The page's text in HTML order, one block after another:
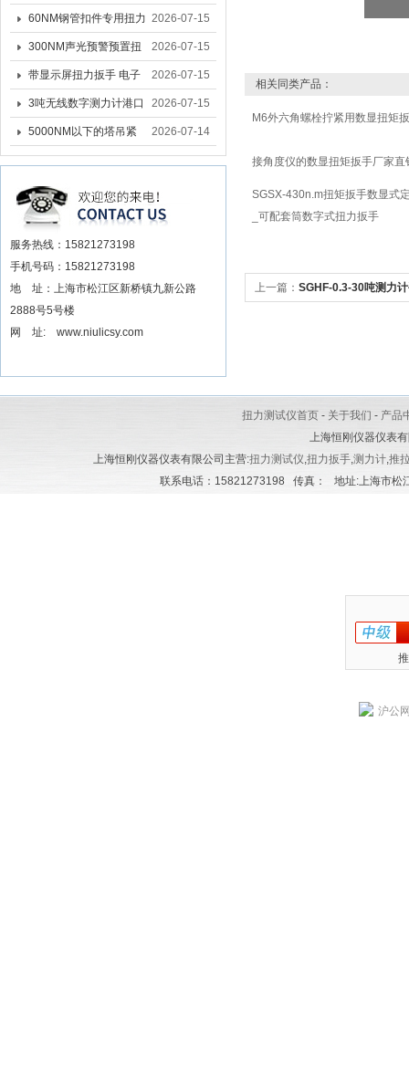
工行业用遥控式推拉力
计
专用扭矩扳手,产线质检
螺丝扭力专用扳手厂家
60NM钢管扣件专用扭力
扳手 脚手架扭力检测扳
手 工地扣件扭矩扳手品
牌
2026-07-15
300NM声光预警预置扭
力扳手 工业紧固专用数
显扭力工具厂家
2026-07-15
带显示屏扭力扳手 电子
数显扭力扳手 20NM精
准可调力矩扳手品牌
2026-07-15
3吨无线数字测力计港口
吊装专用
2026-07-15
5000NM以下的塔吊紧
固大扭力电动扳手 塔机
安装电动扳手厂家
2026-07-14
服务热线：15821273198
手机号码：15821273198
地 址：上海市松江区新桥镇九新公路
2888号5号楼
网 址: www.niulicsy.com
相关同类产品：
M6外六角螺栓拧紧用数显扭矩
接角度仪的数显扭矩扳手厂家直
SGSX-430n.m扭矩扳手数显式
_可配套筒数字式扭力扳手
上一篇： SGHF-0.3-30吨测力
扭力测试仪首页 - 关于我们 - 产品
上海恒刚仪器仪表
上海恒刚仪器仪表有限公司主营:扭力测试仪,扭力扳手,测力计,推
联系电话：15821273198 传真： 地址:上海市
沪公